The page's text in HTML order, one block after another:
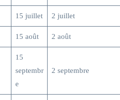
15 juillet 2 juillet
15 août 2 août
15
septembr
e
2 septembre